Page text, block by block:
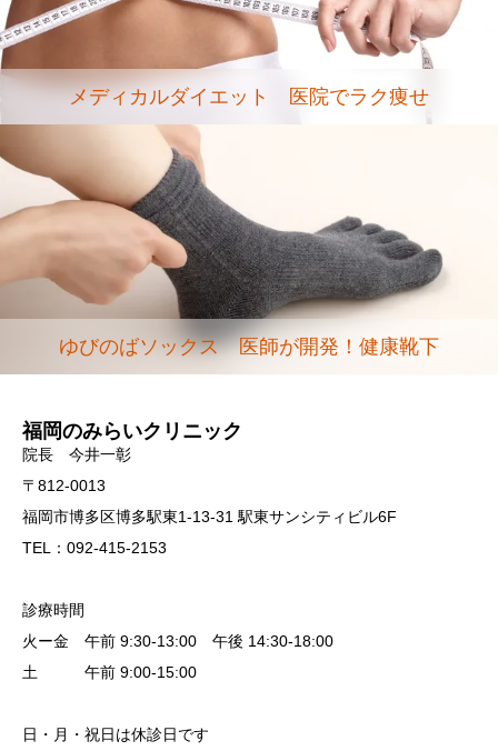
メディカルダイエット 医院でラク痩せ
ゆびのばソックス 医師が開発！健康靴下
福岡のみらいクリニック
院長 今井一彰
〒812-0013
福岡市博多区博多駅東1-13-31 駅東サンシティビル6F
TEL：092-415-2153
診療時間
火ー金 午前 9:30-13:00 午後 14:30-18:00
土 午前 9:00-15:00
日・月・祝日は休診日です